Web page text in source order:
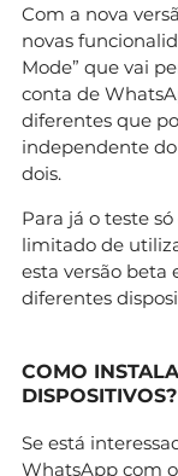
Com a nova
novas
Mode” que vai
conta de
diferentes que
independente
dois.
Para já o teste
limitado de
esta versão beta
diferentes
COMO
DISPOSITIVOS?
Se está
WhatsApp com